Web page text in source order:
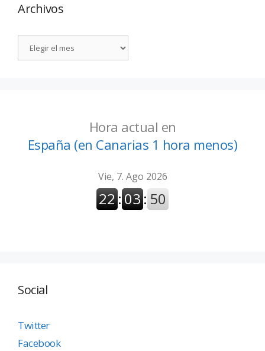
Archivos
Hora actual en
España (en Canarias 1 hora menos)
Social
Twitter
Facebook